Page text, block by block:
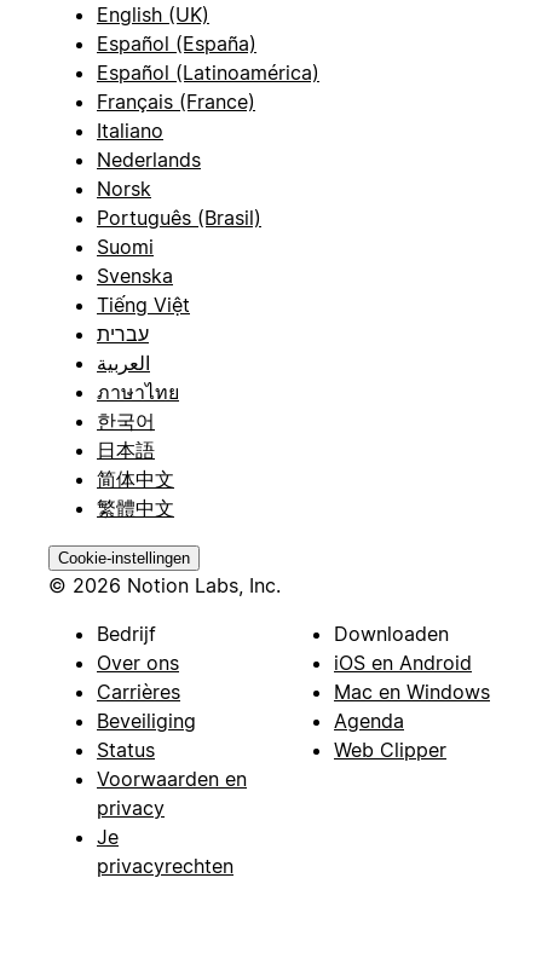
English (UK)
Español (España)
Español (Latinoamérica)
Français (France)
Italiano
Nederlands
Norsk
Português (Brasil)
Suomi
Svenska
Tiếng Việt
עברית
العربية
ภาษาไทย
한국어
日本語
简体中文
繁體中文
Cookie-instellingen
© 2026 Notion Labs, Inc.
Bedrijf
Over ons
Carrières
Beveiliging
Status
Voorwaarden en
privacy
Je
privacyrechten
Downloaden
iOS en Android
Mac en Windows
Agenda
Web Clipper